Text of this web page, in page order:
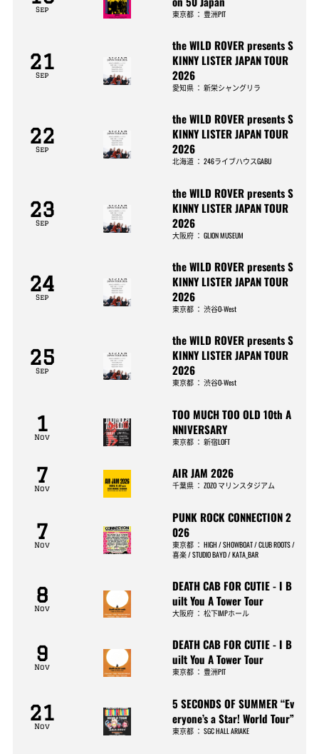
Sep 東京都 ：豊洲PIT
21
Sep
the WILD ROVER presents S
KINNY LISTER JAPAN TOUR
2026
愛知県 ：新栄シャングリラ
22
Sep
the WILD ROVER presents S
KINNY LISTER JAPAN TOUR
2026
北海道 ：246ライブハウスGABU
23
Sep
the WILD ROVER presents S
KINNY LISTER JAPAN TOUR
2026
大阪府 ：GLION MUSEUM
24
Sep
the WILD ROVER presents S
KINNY LISTER JAPAN TOUR
2026
東京都 ：渋谷O-West
25
Sep
the WILD ROVER presents S
KINNY LISTER JAPAN TOUR
2026
東京都 ：渋谷O-West
1
Nov
TOO MUCH TOO OLD 10th A
NNIVERSARY
東京都 ：新宿LOFT
7
Nov
AIR JAM 2026
千葉県 ：ZOZO マリンスタジアム
7
Nov
PUNK ROCK CONNECTION 2
026
東京都 ：HIGH / SHOWBOAT / CLUB ROOTS /
喜楽 / STUDIO BAYD / KATA_BAR
8
Nov
DEATH CAB FOR CUTIE - I B
uilt You A Tower Tour
大阪府 ：松下IMPホール
9
Nov
DEATH CAB FOR CUTIE - I B
uilt You A Tower Tour
東京都 ：豊洲PIT
21
Nov
5 SECONDS OF SUMMER “Ev
eryone’s a Star! World Tour”
東京都 ：SGC HALL ARIAKE